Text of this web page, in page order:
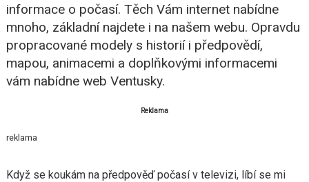
informace o počasí. Těch Vám internet nabídne
mnoho, základní najdete i na našem webu. Opravdu
propracované modely s historií i předpovědí,
mapou, animacemi a doplňkovými informacemi
vám nabídne web Ventusky.
Reklama
reklama
Když se koukám na předpověď počasí v televizi, líbí se mi